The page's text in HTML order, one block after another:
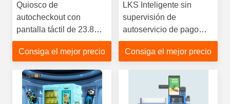
Quiosco de
autocheckout con
pantalla táctil de 23.8
pulgadas impresora
escáner para
tiendas minoristas
Consiga el mejor precio
LKS Inteligente sin
supervisión de
autoservicio de pago
con tarjeta bancaria de
oro máquina
personalizada
Consiga el mejor precio